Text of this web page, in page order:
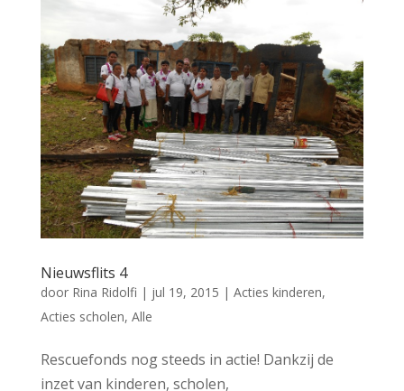
Nieuwsflits 4
door Rina Ridolfi | jul 19, 2015 | Acties kinderen,
Acties scholen, Alle
Rescuefonds nog steeds in actie! Dankzij de
inzet van kinderen, scholen,